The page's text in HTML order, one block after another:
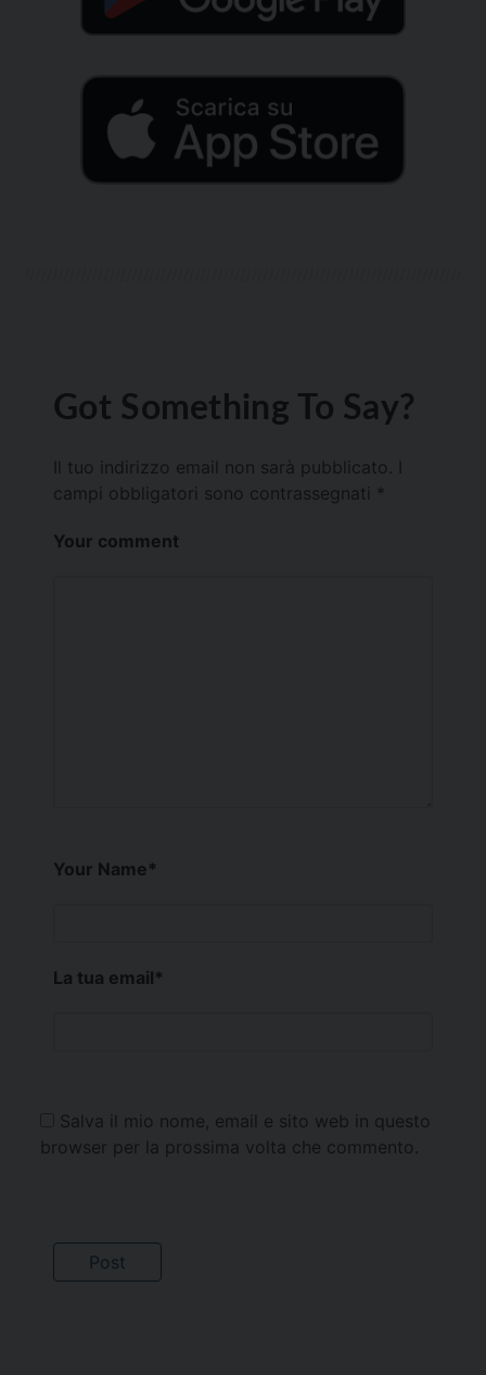
Got Something To Say?
Il tuo indirizzo email non sarà pubblicato.
campi obbligatori sono contrassegnati *
Your comment
Your Name*
La tua email*
Salva il mio nome, email e sito web in questo
browser per la prossima volta che commento.